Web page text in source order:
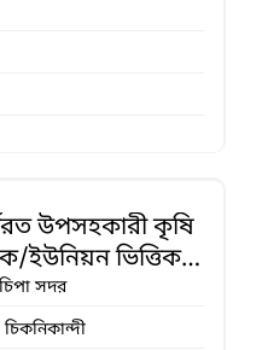
উপসহকারী কৃষি
ইউনিয়ন ভিত্তিক
সদর